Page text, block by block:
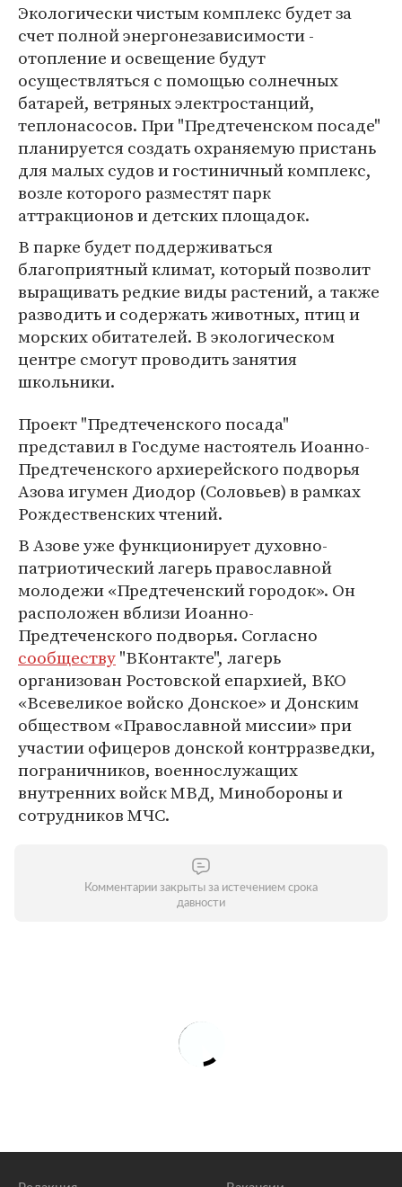
Экологически чистым комплекс будет за
счет полной энергонезависимости -
отопление и освещение будут
осуществляться с помощью солнечных
батарей, ветряных электростанций,
теплонасосов. При "Предтеченском посаде"
планируется создать охраняемую пристань
для малых судов и гостиничный комплекс,
возле которого разместят парк
аттракционов и детских площадок.
В парке будет поддерживаться
благоприятный климат, который позволит
выращивать редкие виды растений, а также
разводить и содержать животных, птиц и
морских обитателей. В экологическом
центре смогут проводить занятия
школьники.
Проект "Предтеченского посада"
представил в Госдуме настоятель Иоанно-
Предтеченского архиерейского подворья
Азова игумен Диодор (Соловьев) в рамках
Рождественских чтений.
В Азове уже функционирует духовно-
патриотический лагерь православной
молодежи «Предтеченский городок». Он
расположен вблизи Иоанно-
Предтеченского подворья. Согласно
сообществу"ВКонтакте", лагерь
организован Ростовской епархией, ВКО
«Всевеликое войско Донское» и Донским
обществом «Православной миссии» при
участии офицеров донской контрразведки,
пограничников, военнослужащих
внутренних войск МВД, Минобороны и
сотрудников МЧС.
Комментарии закрыты за истечением срока
давности